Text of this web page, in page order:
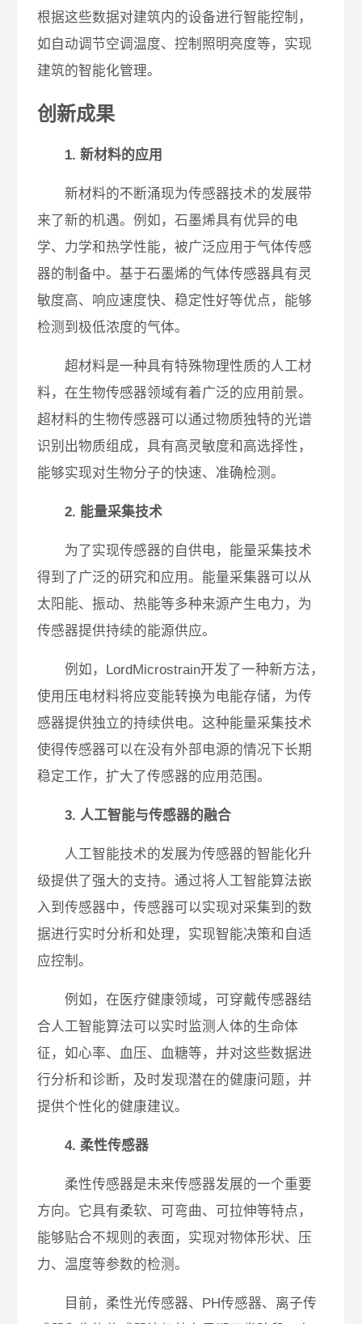
根据这些数据对建筑内的设备进行智能控制，
如自动调节空调温度、控制照明亮度等，实现
建筑的智能化管理。
创新成果
1. 新材料的应用
新材料的不断涌现为传感器技术的发展带
来了新的机遇。例如，石墨烯具有优异的电
学、力学和热学性能，被广泛应用于气体传感
器的制备中。基于石墨烯的气体传感器具有灵
敏度高、响应速度快、稳定性好等优点，能够
检测到极低浓度的气体。
超材料是一种具有特殊物理性质的人工材
料，在生物传感器领域有着广泛的应用前景。
超材料的生物传感器可以通过物质独特的光谱
识别出物质组成，具有高灵敏度和高选择性，
能够实现对生物分子的快速、准确检测。
2. 能量采集技术
为了实现传感器的自供电，能量采集技术
得到了广泛的研究和应用。能量采集器可以从
太阳能、振动、热能等多种来源产生电力，为
传感器提供持续的能源供应。
例如，LordMicrostrain开发了一种新方法，
使用压电材料将应变能转换为电能存储，为传
感器提供独立的持续供电。这种能量采集技术
使得传感器可以在没有外部电源的情况下长期
稳定工作，扩大了传感器的应用范围。
3. 人工智能与传感器的融合
人工智能技术的发展为传感器的智能化升
级提供了强大的支持。通过将人工智能算法嵌
入到传感器中，传感器可以实现对采集到的数
据进行实时分析和处理，实现智能决策和自适
应控制。
例如，在医疗健康领域，可穿戴传感器结
合人工智能算法可以实时监测人体的生命体
征，如心率、血压、血糖等，并对这些数据进
行分析和诊断，及时发现潜在的健康问题，并
提供个性化的健康建议。
4. 柔性传感器
柔性传感器是未来传感器发展的一个重要
方向。它具有柔软、可弯曲、可拉伸等特点，
能够贴合不规则的表面，实现对物体形状、压
力、温度等参数的检测。
目前，柔性光传感器、PH传感器、离子传